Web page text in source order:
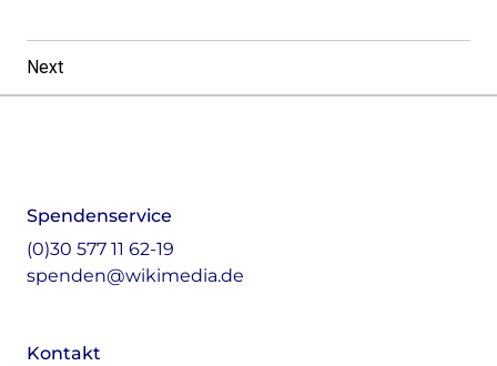
Next
Spendenservice
(0)30 577 11 62-19
spenden@wikimedia.de
Kontakt